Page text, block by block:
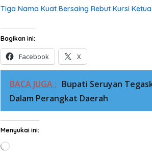
Tiga Nama Kuat Bersaing Rebut Kursi
Bagikan ini:
Facebook X
BACA JUGA : Bupati Seruyan
Dalam Perangkat Daerah
Menyukai ini:
Memuat...